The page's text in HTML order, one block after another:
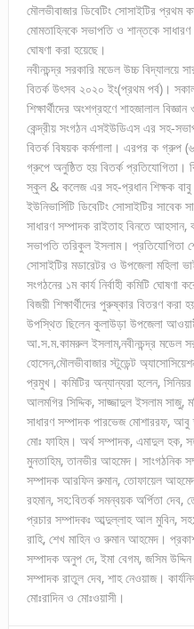
মৌলভীবাজার ডিবেটিং সোসাইটির প্রথম
মোমতাহিনকে সভাপতি ও শান্তকে সাধারণ
ঘোষণা করা হয়েছে।
নবীনচন্দ্র সরকারি মডেল উচ্চ বিদ্যালয়ে
বিতর্ক উৎসব ২০২০ ইং(প্রথম পর্ব)।
শিক্ষার্থীদের অংশগ্রহণে শাহজালাল
কেন্দ্রীয় সংগঠন এসইউডিএস এর সহ-
বিতর্ক বিষয়ক কর্মশালা। এরপর ক গ্রুপ
গ্রুপে অনুষ্ঠিত হয় বিতর্ক
স্কুল & কলেজ এর সহ-প্রধান শিক্ষক বাবু
ইউনিভার্সিটি ডিবেটিং সোসাইটির
সাধারণ সম্পাদক রাইতাহ বিনতে
সভাপতি তরিকুল ইসলাম। প্রতিযোগিতা
সোসাইটির মডারেটর ও উপজেলা মহিলা
সংগঠনের ১ম কার্য নির্বাহী কমিটি
বিজয়ী শিক্ষার্থীদের পুরুষ্কার বিতরণ করা
উপস্থিত ছিলেন কুলাউড়া উপজেলা
আ.স.ম.কামরুল ইসলাম,নবীনচন্দ্র মডেল
হোসেন,মৌলভীবাজার স্টুডেন্ট
প্রমুখ। কমিটির অন্যান্যরা হলেন,
আলমগির সিদ্দিক, সাজ্জাদুল ইসলাম
সাধারণ সম্পাদক পারভেজ মোশাররফ, আবু
মোঃ ফাহিম। অর্থ সম্পাদক, এমাদুল
মুনতাহিম, তানভীর আহমেদ। সাংগঠনিক
সম্পাদক আরফিন রুমান, তোফায়েল
রহমান, সহ:বিতর্ক সমন্বয়ক অর্পিতা
প্রচার সম্পাদকঃ আব্দুল্লাহ আল মুবিন,
রাহি, শেখ মাহিন ও রুমান আহমেদ।
সম্পাদক অনুপ দে, ইমা বেগম, জসিম
সম্পাদক রাতুল দেব, শাহ নেওয়াজ।
মোঃরাদিন ও মোঃওয়াসী।